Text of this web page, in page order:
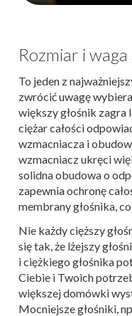
Rozmiar i
To jeden z
zwrócić uwagę
większy głośnik zagra
ciężar całości
wzmacniacza i
wzmacniacz ukręci
solidna obudowa o
zapewnia ochronę
membrany głośnika,
Nie każdy cięższy
się tak, że lżejszy
i ciężkiego głośnika
Ciebie i Twoich
większej domówki
Mocniejsze głośniki,